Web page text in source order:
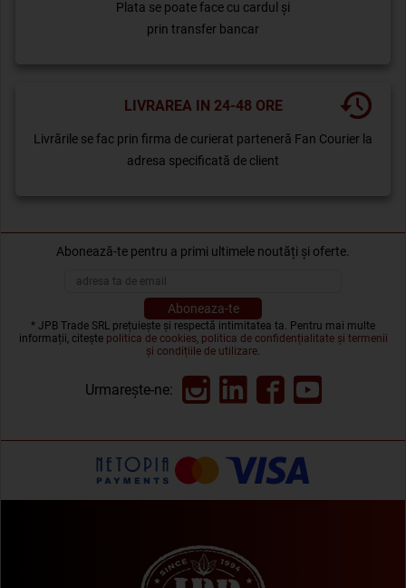
Plata se poate face cu cardul și
prin transfer bancar
LIVRAREA IN 24-48 ORE
Livrările se fac prin firma de curierat parteneră Fan Courier la
adresa specificată de client
Abonează-te pentru a primi ultimele noutăți și oferte.
* JPB Trade SRL prețuiește și respectă intimitatea ta. Pentru mai multe
informații, citește politica de cookies, politica de confidențialitate și termenii
și condițiile de utilizare.
Urmarește-ne: